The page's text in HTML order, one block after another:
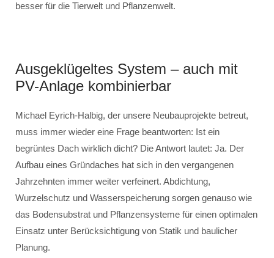
besser für die Tierwelt und Pflanzenwelt.
Ausgeklügeltes System – auch mit
PV-Anlage kombinierbar
Michael Eyrich-Halbig, der unsere Neubauprojekte betreut,
muss immer wieder eine Frage beantworten: Ist ein
begrüntes Dach wirklich dicht? Die Antwort lautet: Ja. Der
Aufbau eines Gründaches hat sich in den vergangenen
Jahrzehnten immer weiter verfeinert. Abdichtung,
Wurzelschutz und Wasserspeicherung sorgen genauso wie
das Bodensubstrat und Pflanzensysteme für einen optimalen
Einsatz unter Berücksichtigung von Statik und baulicher
Planung.